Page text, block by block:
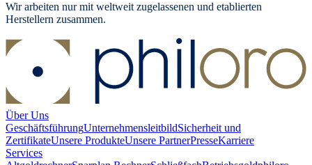
Wir arbeiten nur mit weltweit zugelassenen und etablierten
Herstellern zusammen.
Über Uns
GeschäftsführungUnternehmensleitbildSicherheit und
ZertifikateUnsere ProdukteUnsere PartnerPresseKarriere
Services